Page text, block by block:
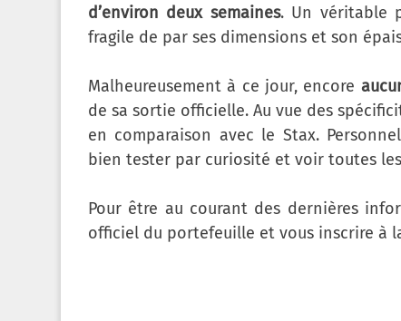
d’environ deux semaines. Un véritable
fragile de par ses dimensions et son
Malheureusement à ce jour, encore
de sa sortie officielle. Au vue des
en comparaison avec le Stax.
bien tester par curiosité et voir toutes
Pour être au courant des dernières
officiel du portefeuille et vous inscrire à